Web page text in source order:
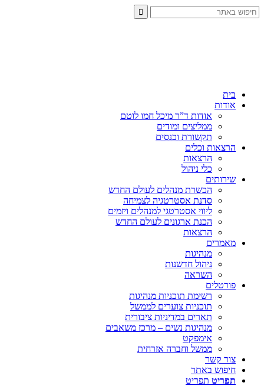
בית
אודות
אודות ד”ר מיכל חמו לוטם
ממליצים ומודים
תקשורת וכנסים
הרצאות וכלים
הרצאות
כלי ניהול
שירותים
הכשרת מנהלים לעולם החדש
סדנת אסטרטגיה לצמיחה
ליווי אסטרטגי למנהלים ויזמים
הכנת ארגונים לעולם החדש
הרצאות
מאמרים
מנהיגות
ניהול חדשנות
השראה
פורטלים
רשימת תוכניות מנהיגות
תוכניות צוערים לממשל
תארים במדיניות ציבורית
מנהיגות נשים – מרכז משאבים
אימפקט
ממשל וחברה אזרחית
צור קשר
חיפוש באתר
תפריט תפריט